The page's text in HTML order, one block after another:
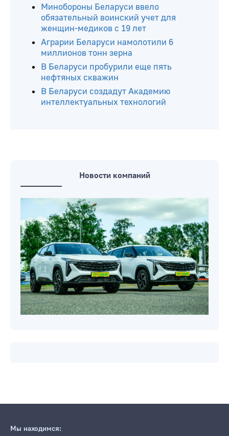
Читайте ещё
Белкоопсоюз закупил у населения
излишки сельхозпродукции на 80 млн.
рублей
Минобороны Беларуси ввело
обязательный воинский учет для
женщин-медиков с 19 лет
интеллектуальных технологий
Новости компаний